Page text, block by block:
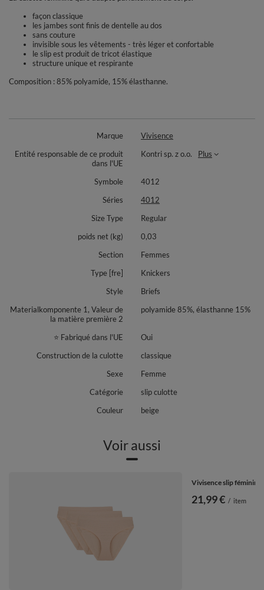
façon classique
les jambes sont finis de dentelle au dos
sans couture
invisible sous les vêtements - très léger et confortable
le slip est produit de tricot élastique
structure unique et respirante
Composition : 85% polyamide, 15% élasthanne.
Marque
Vivisence
Entité responsable de ce produit
dans l'UE
Kontri sp. z o.o. Plus
Symbole
4012
Séries
4012
Size Type
Regular
poids net (kg)
0,03
Section
Femmes
Type [fre]
Knickers
Style
Briefs
Materialkomponente 1, Valeur de
la matière première 2
polyamide 85%, élasthanne 15%
⭐ Fabriqué dans l'UE
Oui
Construction de la culotte
classique
Sexe
Femme
Catégorie
slip culotte
Couleur
beige
Voir aussi
Vivisence slip féminin
21,99 € / item